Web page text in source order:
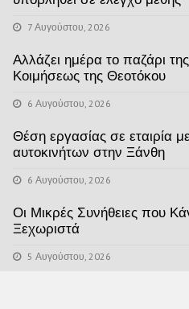
7 Αυγούστου, 2026
Αλλάζει ημέρα το παζάρι
Κοιμήσεως της Θεοτόκου
6 Αυγούστου, 2026
Θέση εργασίας σε εταιρία
αυτοκινήτων στην Ξάνθη
6 Αυγούστου, 2026
Οι Μικρές Συνήθειες που
Ξεχωριστά
5 Αυγούστου, 2026